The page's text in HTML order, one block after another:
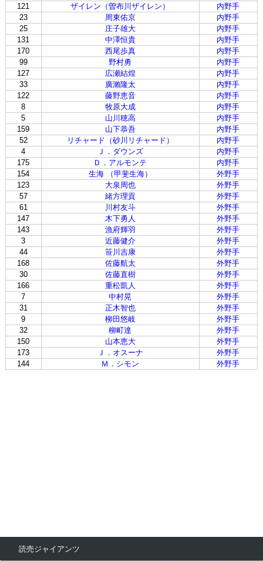
121
ザイレン（曽布川ザイレン）
内野手
23
周東佑京
内野手
25
庄子雄大
内野手
131
中澤恒貴
内野手
170
西尾歩真
内野手
99
野村勇
内野手
127
広瀬結煌
内野手
33
廣瀨隆太
内野手
122
藤野恵音
内野手
8
牧原大成
内野手
5
山川穂高
内野手
159
山下恭吾
内野手
52
リチャード（砂川リチャード）
内野手
4
Ｊ．ダウンズ
内野手
175
Ｄ．アルモンテ
内野手
154
生海 （甲斐生海）
外野手
123
大泉周也
外野手
57
緒方理貢
外野手
61
川村友斗
外野手
147
木下勇人
外野手
143
漁府輝羽
外野手
3
近藤健介
外野手
44
笹川吉康
外野手
168
佐藤航太
外野手
30
佐藤直樹
外野手
166
重松凱人
外野手
7
中村晃
外野手
31
正木智也
外野手
9
柳田悠岐
外野手
32
柳町達
外野手
150
山本恵大
外野手
173
Ｊ．オスーナ
外野手
144
Ｍ．シモン 外野手
読売ジャイアンツ